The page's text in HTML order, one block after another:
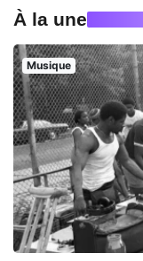
À la une
Musique